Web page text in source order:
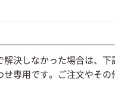
決しなかった場合は、下
専用です。ご注文やそ